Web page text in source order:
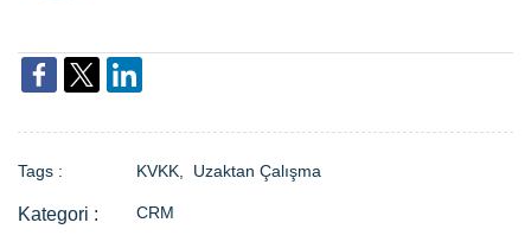
Tags : KVKK, Uzaktan Çalışma
CRM